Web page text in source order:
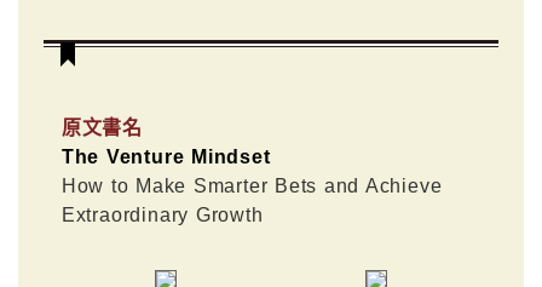
原文書名
The Venture Mindset
How to Make Smarter Bets and Achieve
Extraordinary Growth